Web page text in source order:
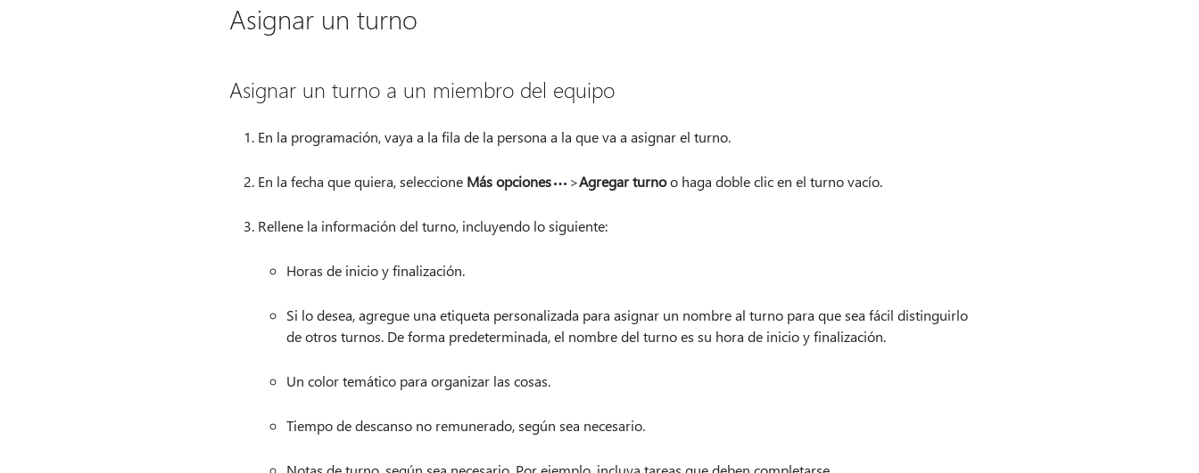
Asignar un turno
Asignar un turno a un miembro del equipo
En la programación, vaya a la fila de la persona a la que va a asignar el turno.
En la fecha que quiera, seleccione Más opciones >Agregar turnoo haga doble clic en el turno vacío.
Rellene la información del turno, incluyendo lo siguiente:
Horas de inicio y finalización.
Si lo desea, agregue una etiqueta personalizada para asignar un nombre al turno para que sea fácil distinguirlo
de otros turnos. De forma predeterminada, el nombre del turno es su hora de inicio y finalización.
Un color temático para organizar las cosas.
Tiempo de descanso no remunerado, según sea necesario.